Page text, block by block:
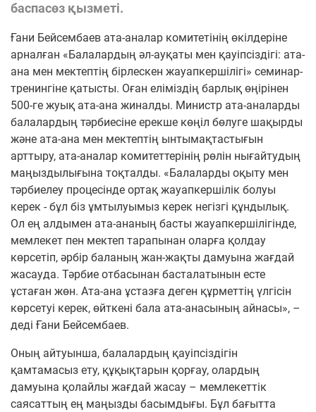
баспасөз қызметі.
Ғани Бейсембаев ата-аналар комитетінің өкілдеріне
арналған «Балалардың әл-ауқаты мен қауіпсіздігі: ата-
ана мен мектептің бірлескен жауапкершілігі» семинар-
тренингіне қатысты. Оған еліміздің барлық өңірінен
500-ге жуық ата-ана жиналды. Министр ата-аналарды
балалардың тәрбиесіне ерекше көңіл бөлуге шақырды
және ата-ана мен мектептің ынтымақтастығын
арттыру, ата-аналар комитеттерінің рөлін нығайтудың
маңыздылығына тоқталды. «Балаларды оқыту мен
тәрбиелеу процесінде ортақ жауапкершілік болуы
керек - бұл біз ұмтылуымыз керек негізгі құндылық.
Ол ең алдымен ата-ананың басты жауапкершілігінде,
мемлекет пен мектеп тарапынан оларға қолдау
көрсетіп, әрбір баланың жан-жақты дамуына жағдай
жасауда. Тәрбие отбасынан басталатынын есте
ұстаған жөн. Ата-ана ұстазға деген құрметтің үлгісін
көрсетуі керек, өйткені бала ата-анасының айнасы», –
деді Ғани Бейсембаев.
Оның айтуынша, балалардың қауіпсіздігін
қамтамасыз ету, құқықтарын қорғау, олардың
дамуына қолайлы жағдай жасау – мемлекеттік
саясаттың ең маңызды басымдығы. Бұл бағытта